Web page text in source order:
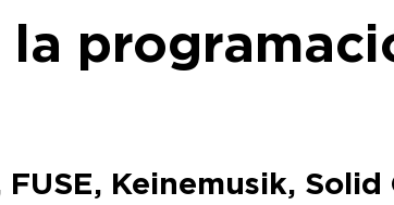
Keinemusik, Solid